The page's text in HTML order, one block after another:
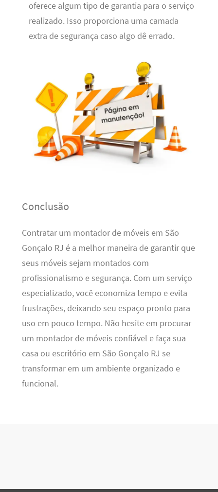
oferece algum tipo de garantia para o serviço
realizado. Isso proporciona uma camada
extra de segurança caso algo dê errado.
Conclusão
Contratar um montador de móveis em São
Gonçalo RJ é a melhor maneira de garantir que
seus móveis sejam montados com
profissionalismo e segurança. Com um serviço
especializado, você economiza tempo e evita
frustrações, deixando seu espaço pronto para
uso em pouco tempo. Não hesite em procurar
um montador de móveis confiável e faça sua
casa ou escritório em São Gonçalo RJ se
transformar em um ambiente organizado e
funcional.